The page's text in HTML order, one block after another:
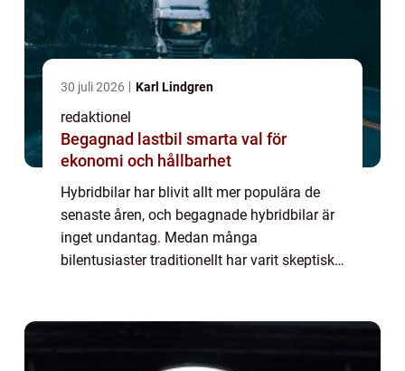
30 juli 2026 Karl Lindgren
redaktionel
Begagnad lastbil smarta val för
ekonomi och hållbarhet
Hybridbilar har blivit allt mer populära de
senaste åren, och begagnade hybridbilar är
inget undantag. Medan många
bilentusiaster traditionellt har varit skeptiska